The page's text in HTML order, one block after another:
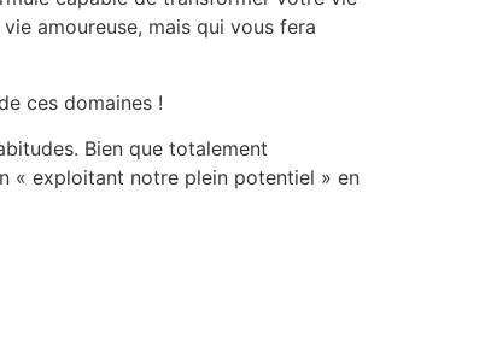
amoureuse, mais qui vous fera
ces domaines !
Bien que totalement
« exploitant notre plein potentiel » en